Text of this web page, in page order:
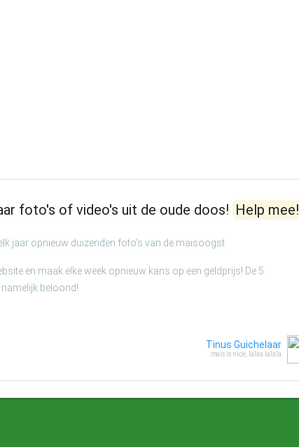
foto's of video's uit de oude doos! Help mee!
jaar opnieuw duizenden foto's van de maisoogst.
en maak elke week opnieuw kans op een geldprijs! De 5
beloond!
Tinus Guichelaar
mais is nice, lalaa lalala